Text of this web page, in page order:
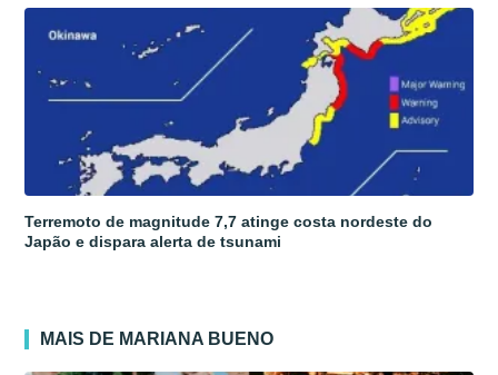
Terremoto de magnitude 7,7 atinge costa nordeste do
Japão e dispara alerta de tsunami
MAIS DE MARIANA BUENO